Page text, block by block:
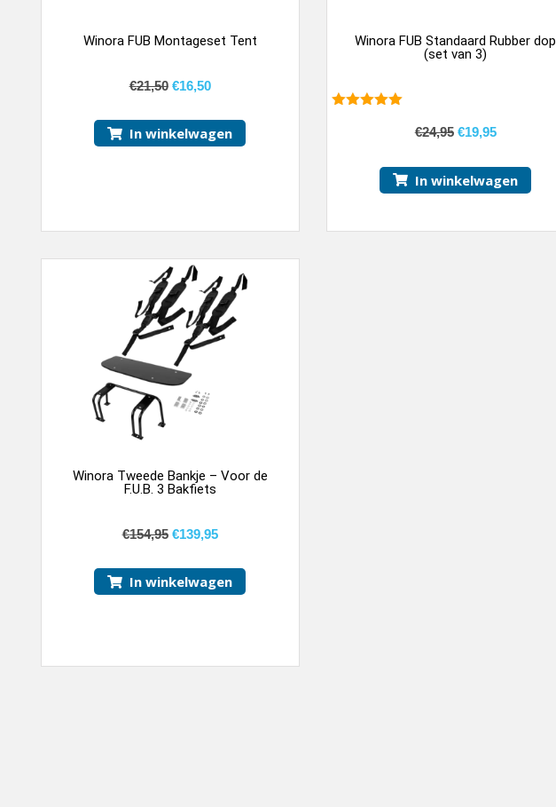
Winora FUB Montageset Tent
€21,50 €16,50
In winkelwagen
Winora FUB Standaard Rubber dop
(set van 3)
€24,95 €19,95
In winkelwagen
Winora Tweede Bankje – Voor de
F.U.B. 3 Bakfiets
€154,95 €139,95
In winkelwagen